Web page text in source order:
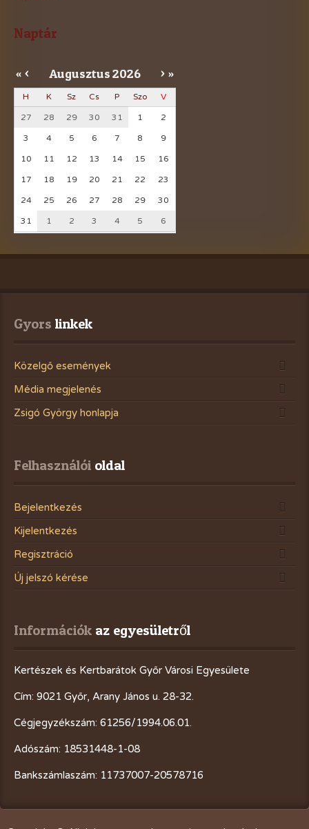
Naptár
« < Augusztus2026 > »
H K Sz Cs P Szo V
27 28 29 30 31 1 2
3 4 5 6 7 8 9
10 11 12 13 14 15 16
17 18 19 20 21 22 23
24 25 26 27 28 29 30
31 1 2 3 4 5 6
Gyors linkek
Közelgő események
Média megjelenés
Zsigó György honlapja
Felhasználói oldal
Bejelentkezés
Kijelentkezés
Regisztráció
Új jelszó kérése
Információk az egyesületről
Kertészek és Kertbarátok Győr Városi Egyesülete
Cím: 9021 Győr, Arany János u. 28-32.
Cégjegyzékszám: 61256/1994.06.01.
Adószám: 18531448-1-08
Bankszámlaszám: 11737007-20578716